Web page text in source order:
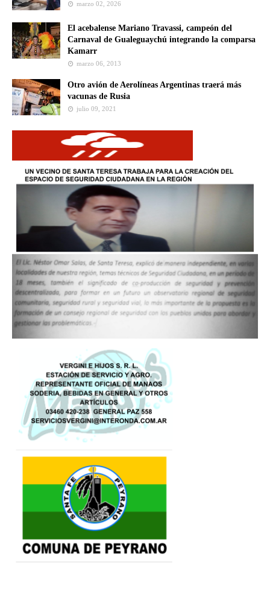
marzo 02, 2026
El acebalense Mariano Travassi, campeón del
Carnaval de Gualeguaychú integrando la comparsa
Kamarr
marzo 06, 2013
Otro avión de Aerolíneas Argentinas traerá más
vacunas de Rusia
julio 09, 2021